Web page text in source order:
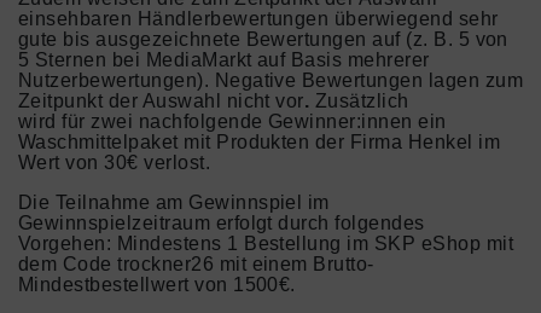
einsehbaren Händlerbewertungen überwiegend sehr
gute bis ausgezeichnete Bewertungen auf (z. B. 5 von
5 Sternen bei MediaMarkt auf Basis mehrerer
Nutzerbewertungen). Negative Bewertungen lagen zum
Zeitpunkt der Auswahl nicht vor. Zusätzlich
wird für zwei nachfolgende Gewinner:innen ein
Waschmittelpaket mit Produkten der Firma Henkel im
Wert von 30€ verlost.
Die Teilnahme am Gewinnspiel im
Gewinnspielzeitraum erfolgt durch folgendes
Vorgehen: Mindestens 1 Bestellung im SKP eShop mit
dem Code trockner26 mit einem Brutto-
Mindestbestellwert von 1500€.